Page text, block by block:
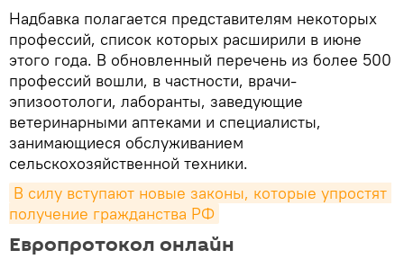
Надбавка полагается представителям некоторых
профессий, список которых расширили в июне
этого года. В обновленный перечень из более 500
профессий вошли, в частности, врачи-
эпизоотологи, лаборанты, заведующие
ветеринарными аптеками и специалисты,
занимающиеся обслуживанием
сельскохозяйственной техники.
В силу вступают новые законы, которые упростят
получение гражданства РФ
Европротокол онлайн